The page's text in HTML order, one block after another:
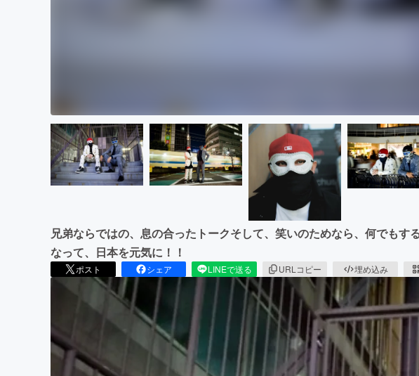
兄弟ならではの、息の合ったトークそして、笑いのためなら、何でもす
なって、日本を元気に！！
ポスト シェア LINEで送る URLコピー 埋め込み